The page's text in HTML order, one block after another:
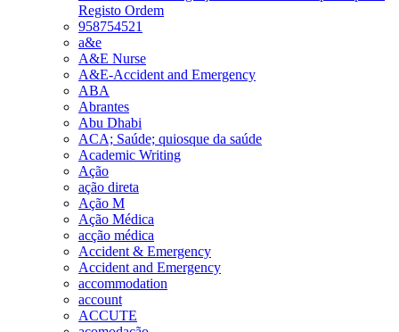
Registo Ordem
958754521
a&e
A&E Nurse
A&E-Accident and Emergency
ABA
Abrantes
Abu Dhabi
ACA; Saúde; quiosque da saúde
Academic Writing
Ação
ação direta
Ação M
Ação Médica
acção médica
Accident & Emergency
Accident and Emergency
accommodation
account
ACCUTE